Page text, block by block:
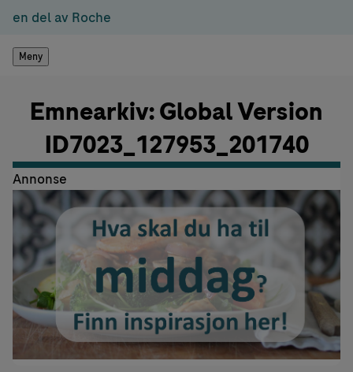
en del av Roche
Meny
Emnearkiv: Global Version
ID7023_127953_201740
Annonse